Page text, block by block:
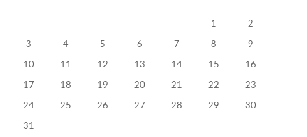
1 2
3 4 5 6 7 8 9
10 11 12 13 14 15 16
17 18 19 20 21 22 23
24 25 26 27 28 29 30
31